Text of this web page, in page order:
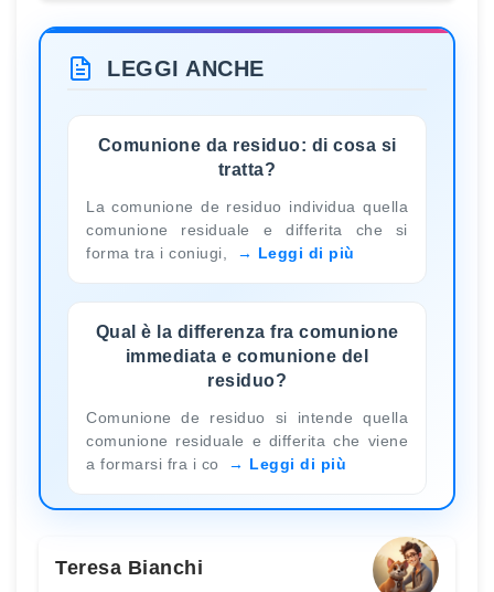
LEGGI ANCHE
Comunione da residuo: di cosa si
tratta?
La comunione de residuo individua quella
comunione residuale e differita che si
forma tra i coniugi,
Leggi di più
Qual è la differenza fra comunione
immediata e comunione del
residuo?
Comunione de residuo si intende quella
comunione residuale e differita che viene
a formarsi fra i co
Leggi di più
Teresa Bianchi